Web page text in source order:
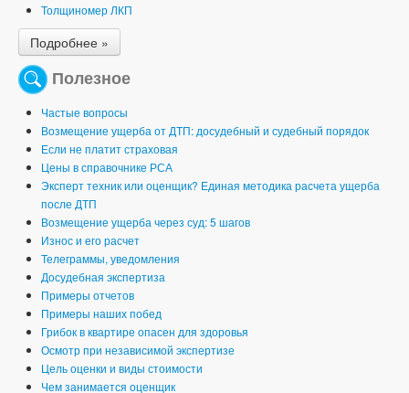
Толщиномер ЛКП
Подробнее »
Полезное
Частые вопросы
Возмещение ущерба от ДТП: досудебный и судебный порядок
Если не платит страховая
Цены в справочнике РСА
Эксперт техник или оценщик? Единая методика расчета ущерба
после ДТП
Возмещение ущерба через суд: 5 шагов
Износ и его расчет
Телеграммы, уведомления
Досудебная экспертиза
Примеры отчетов
Примеры наших побед
Грибок в квартире опасен для здоровья
Осмотр при независимой экспертизе
Цель оценки и виды стоимости
Чем занимается оценщик